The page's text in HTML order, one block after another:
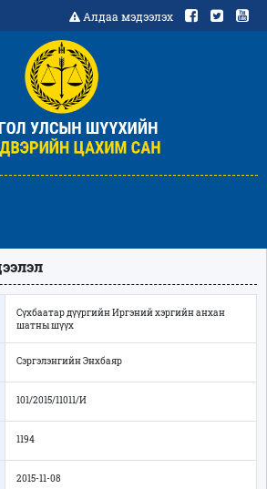
Алдаа мэдээлэх
Сүхбаатар дүүргийн Иргэний хэргийн анхан
шатны шүүх
Сэргэлэнгийн Энхбаяр
101/2015/11011/И
1194
2015-11-08